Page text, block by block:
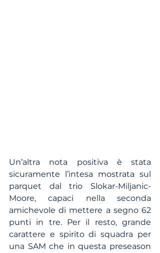
Un’altra nota positiva è stata
sicuramente l’intesa mostrata sul
parquet dal trio Slokar-Miljanic-
Moore, capaci nella seconda
amichevole di mettere a segno 62
punti in tre. Per il resto, grande
carattere e spirito di squadra per
una SAM che in questa preseason